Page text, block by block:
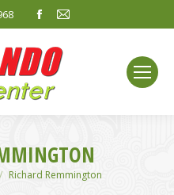
Facebook
opens
in
new
window
Mail
window
Richard Remmington